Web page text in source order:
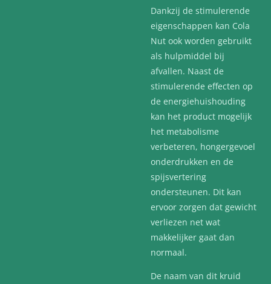
Dankzij de stimulerende
eigenschappen kan Cola
Nut ook worden gebruikt
als hulpmiddel bij
afvallen. Naast de
stimulerende effecten op
de energiehuishouding
kan het product mogelijk
het metabolisme
verbeteren, hongergevoel
onderdrukken en de
spijsvertering
ondersteunen. Dit kan
ervoor zorgen dat gewicht
verliezen net wat
makkelijker gaat dan
normaal.
De naam van dit kruid